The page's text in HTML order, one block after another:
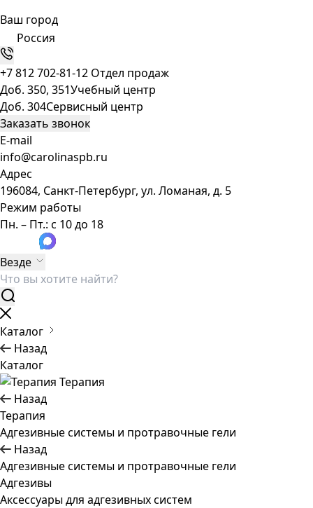
Ваш город
Россия
+7 812 702-81-12 Отдел продаж
Доб. 350, 351Учебный центр
Доб. 304Сервисный центр
Заказать звонок
E-mail
info@carolinaspb.ru
Адрес
196084, Санкт-Петербург, ул. Ломаная, д. 5
Режим работы
Пн. – Пт.: с 10 до 18
Везде
Каталог
Назад
Каталог
Терапия
Назад
Терапия
Адгезивные системы и протравочные гели
Назад
Адгезивные системы и протравочные гели
Адгезивы
Аксессуары для адгезивных систем